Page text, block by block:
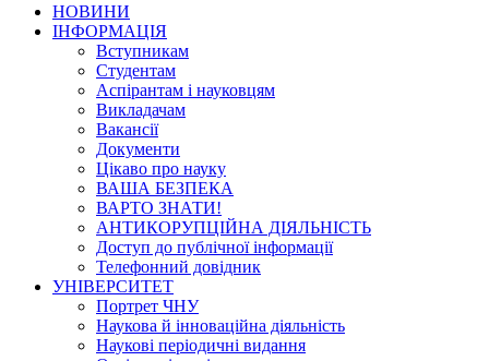
НОВИНИ
ІНФОРМАЦІЯ
Вступникам
Студентам
Аспірантам і науковцям
Викладачам
Вакансії
Документи
Цікаво про науку
ВАША БЕЗПЕКА
ВАРТО ЗНАТИ!
АНТИКОРУПЦІЙНА ДІЯЛЬНІСТЬ
Доступ до публічної інформації
Телефонний довідник
УНІВЕРСИТЕТ
Портрет ЧНУ
Наукова й інноваційна діяльність
Наукові періодичні видання